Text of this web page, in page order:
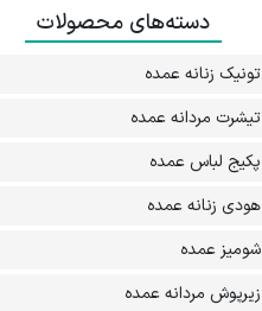
فلامنت
فیتیله ای
کبریتی
لمه
لینن ونوس
ویسکوز
ویسکوز اسپان
دسته‌های محصولات
تونیک زنانه عمده
تیشرت مردانه عمده
پکیج لباس عمده
هودی زنانه عمده
شومیز عمده
زیرپوش مردانه عمده